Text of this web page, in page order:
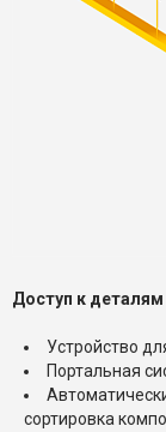
Доступ к
Устройство
Портальная
сортировка